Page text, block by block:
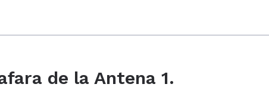
de la Antena 1.